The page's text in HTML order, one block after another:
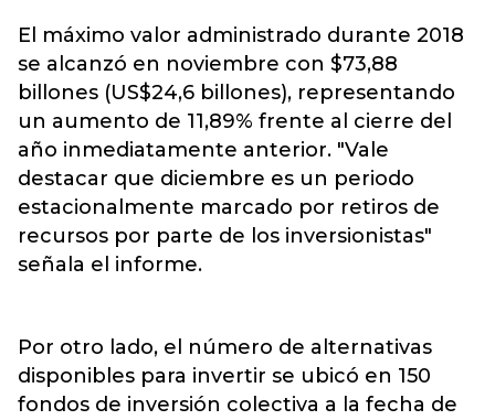
El máximo valor administrado durante 2018
se alcanzó en noviembre con $73,88
billones (US$24,6 billones), representando
un aumento de 11,89% frente al cierre del
año inmediatamente anterior. "Vale
destacar que diciembre es un periodo
estacionalmente marcado por retiros de
recursos por parte de los inversionistas"
señala el informe.
Por otro lado, el número de alternativas
disponibles para invertir se ubicó en 150
fondos de inversión colectiva a la fecha de